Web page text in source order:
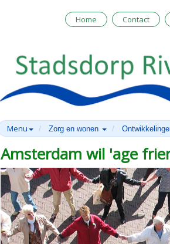
Home Contact
Menu Zorg en wonen
Amsterdam wil 'age